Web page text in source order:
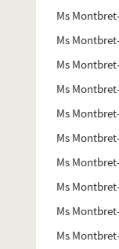
Ms
Ms
Ms
Ms
Ms
Ms
Ms
Ms
Ms
Ms